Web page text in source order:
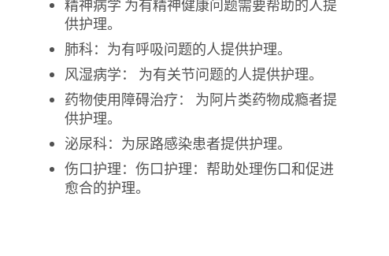
精神病学 为有精神健康问题需要帮助的人提
供护理。
肺科：为有呼吸问题的人提供护理。
风湿病学： 为有关节问题的人提供护理。
药物使用障碍治疗： 为阿片类药物成瘾者提
供护理。
泌尿科：为尿路感染患者提供护理。
伤口护理：伤口护理：帮助处理伤口和促进
愈合的护理。